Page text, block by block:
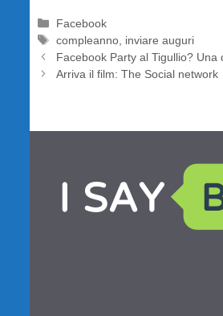
Categorie
Facebook
Tag
compleanno inviare auguri
Facebook Party al Tigullio? Una
Arriva il film: The Social network